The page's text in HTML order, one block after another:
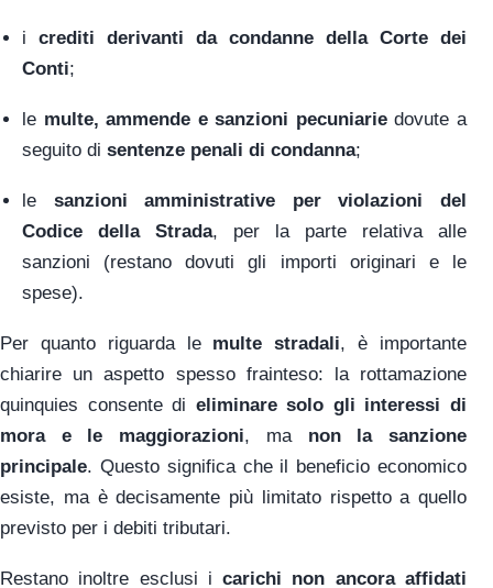
i crediti derivanti da condanne della Corte dei
Conti;
le multe, ammende e sanzioni pecuniariedovute a
seguito di sentenze penali di condanna;
le sanzioni amministrative per violazioni del
Codice della Strada, per la parte relativa alle
sanzioni (restano dovuti gli importi originari e le
spese).
Per quanto riguarda le multe stradali, è importante
chiarire un aspetto spesso frainteso: la rottamazione
quinquies consente di eliminare solo gli interessi di
mora e le maggiorazioni, ma non la sanzione
principale. Questo significa che il beneficio economico
esiste, ma è decisamente più limitato rispetto a quello
previsto per i debiti tributari.
Restano inoltre esclusi icarichi non ancora affidati